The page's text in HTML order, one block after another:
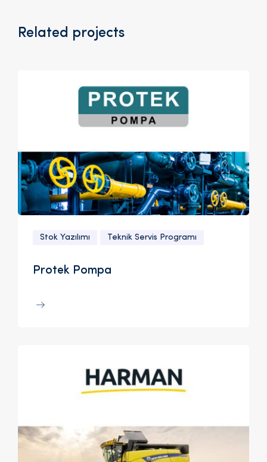
Related projects
Stok Yazılımı Teknik Servis Programı
Protek Pompa